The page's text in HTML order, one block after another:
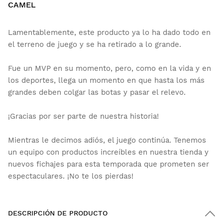
CAMEL
Lamentablemente, este producto ya lo ha dado todo en
el terreno de juego y se ha retirado a lo grande.
Fue un MVP en su momento, pero, como en la vida y en
los deportes, llega un momento en que hasta los más
grandes deben colgar las botas y pasar el relevo.
¡Gracias por ser parte de nuestra historia!
Mientras le decimos adiós, el juego continúa. Tenemos
un equipo con productos increíbles en nuestra tienda y
nuevos fichajes para esta temporada que prometen ser
espectaculares. ¡No te los pierdas!
DESCRIPCIÓN DE PRODUCTO